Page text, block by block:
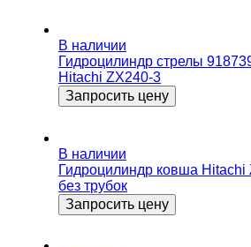
В наличии
Гидроцилиндр стрелы
Hitachi ZX240-3
Запросить цену
В наличии
Гидроцилиндр ковша Hitachi
без трубок
Запросить цену